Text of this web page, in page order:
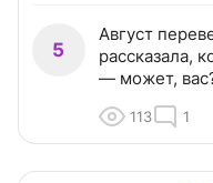
5
Август
рассказала,
— может,
113 1